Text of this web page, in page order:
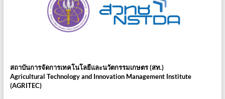
สถาบันการจัดการเทคโนโลยีและนวัตกรรมเกษตร (สท.)
Agricultural Technology and Innovation Management Institute
(AGRITEC)